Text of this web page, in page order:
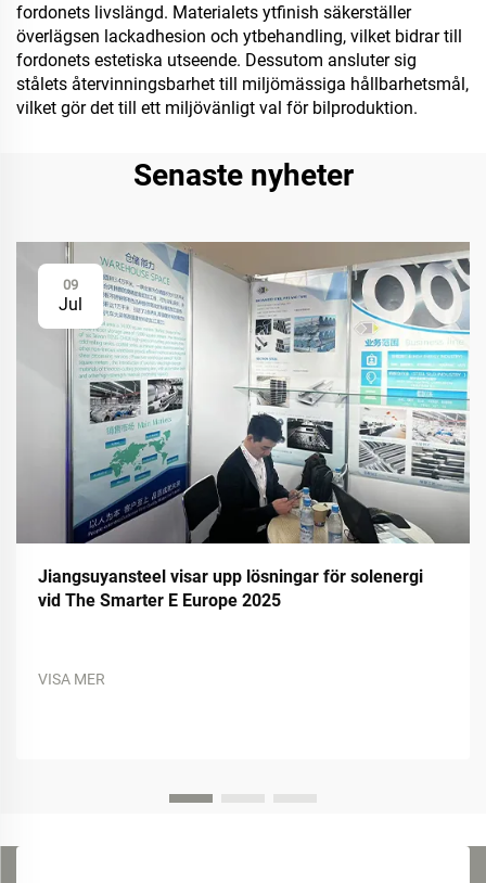
fordonets livslängd. Materialets ytfinish säkerställer
överlägsen lackadhesion och ytbehandling, vilket bidrar till
fordonets estetiska utseende. Dessutom ansluter sig
stålets återvinningsbarhet till miljömässiga hållbarhetsmål,
vilket gör det till ett miljövänligt val för bilproduktion.
Senaste nyheter
09
Jul
Jiangsuyansteel visar upp lösningar för solenergi
vid The Smarter E Europe 2025
VISA MER